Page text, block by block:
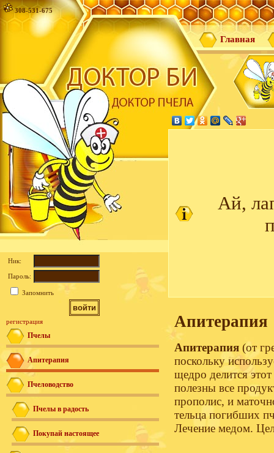
308-531-675
Главная
Ник:
Пароль:
Запомнить
регистрация
Пчелы
Апитерапия
Пчеловодство
Пчелы в радость
Покупай настоящее
Ай,
Апитерапия
Апитерапия (от
поскольку
щедро делится
полезны все
прополис, и
тельца погибших
Лечение медом.